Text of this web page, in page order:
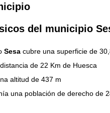
del municipio
Sesa cubre una superficie de
de 22 Km de Huesca
altitud de 437 m
una población de derecho de